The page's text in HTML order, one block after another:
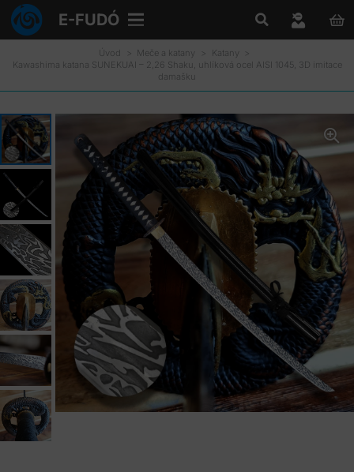
E-FUDÓ
Úvod > Meče a katany > Katany
>
Kawashima katana SUNEKUAI – 2,26 Shaku, uhlíková ocel AISI 1045, 3D imitace
damašku